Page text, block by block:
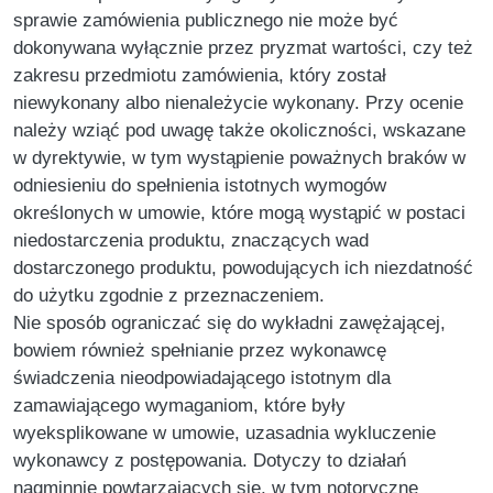
sprawie zamówienia publicznego nie może być
dokonywana wyłącznie przez pryzmat wartości, czy też
zakresu przedmiotu zamówienia, który został
niewykonany albo nienależycie wykonany. Przy ocenie
należy wziąć pod uwagę także okoliczności, wskazane
w dyrektywie, w tym wystąpienie poważnych braków w
odniesieniu do spełnienia istotnych wymogów
określonych w umowie, które mogą wystąpić w postaci
niedostarczenia produktu, znaczących wad
dostarczonego produktu, powodujących ich niezdatność
do użytku zgodnie z przeznaczeniem.
Nie sposób ograniczać się do wykładni zawężającej,
bowiem również spełnianie przez wykonawcę
świadczenia nieodpowiadającego istotnym dla
zamawiającego wymaganiom, które były
wyeksplikowane w umowie, uzasadnia wykluczenie
wykonawcy z postępowania. Dotyczy to działań
nagminnie powtarzających się, w tym notoryczne